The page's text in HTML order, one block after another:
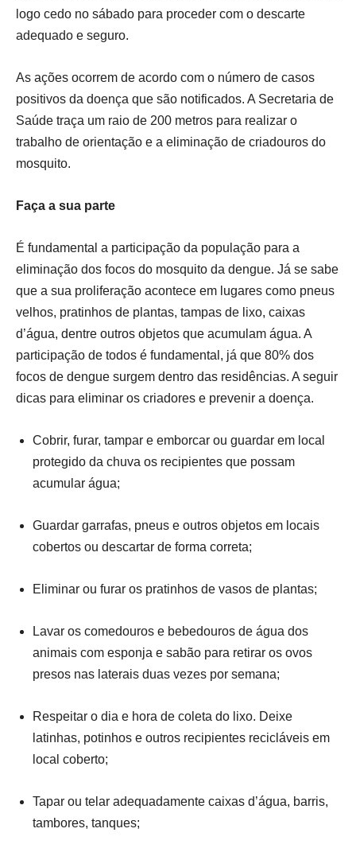
logo cedo no sábado para proceder com o descarte
adequado e seguro.
As ações ocorrem de acordo com o número de casos
positivos da doença que são notificados. A Secretaria de
Saúde traça um raio de 200 metros para realizar o
trabalho de orientação e a eliminação de criadouros do
mosquito.
Faça a sua parte
É fundamental a participação da população para a
eliminação dos focos do mosquito da dengue. Já se sabe
que a sua proliferação acontece em lugares como pneus
velhos, pratinhos de plantas, tampas de lixo, caixas
d’água, dentre outros objetos que acumulam água. A
participação de todos é fundamental, já que 80% dos
focos de dengue surgem dentro das residências. A seguir
dicas para eliminar os criadores e prevenir a doença.
Cobrir, furar, tampar e emborcar ou guardar em local
protegido da chuva os recipientes que possam
acumular água;
Guardar garrafas, pneus e outros objetos em locais
cobertos ou descartar de forma correta;
Eliminar ou furar os pratinhos de vasos de plantas;
Lavar os comedouros e bebedouros de água dos
animais com esponja e sabão para retirar os ovos
presos nas laterais duas vezes por semana;
Respeitar o dia e hora de coleta do lixo. Deixe
latinhas, potinhos e outros recipientes recicláveis em
local coberto;
Tapar ou telar adequadamente caixas d’água, barris,
tambores, tanques;